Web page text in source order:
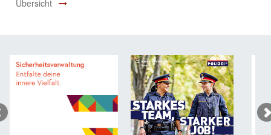
Übersicht